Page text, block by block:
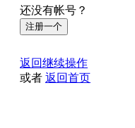
还没有帐号？
注册一个
返回继续操作
或者 返回首页